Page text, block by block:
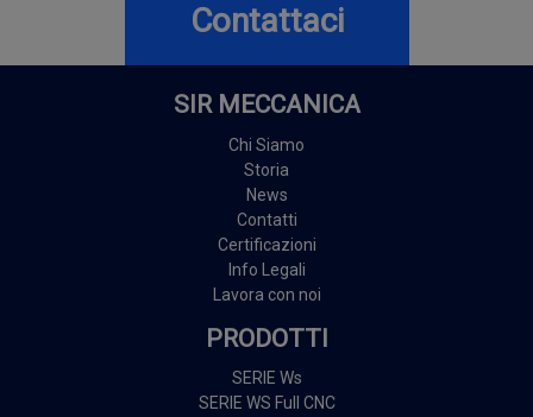
Contattaci
SIR MECCANICA
Chi Siamo
Storia
News
Contatti
Certificazioni
Info Legali
Lavora con noi
PRODOTTI
SERIE Ws
SERIE WS Full CNC